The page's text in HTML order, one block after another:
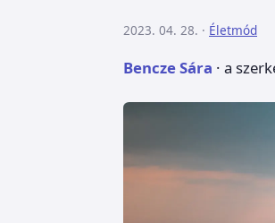
2023. 04. 28. · Életmód
Bencze Sára · a